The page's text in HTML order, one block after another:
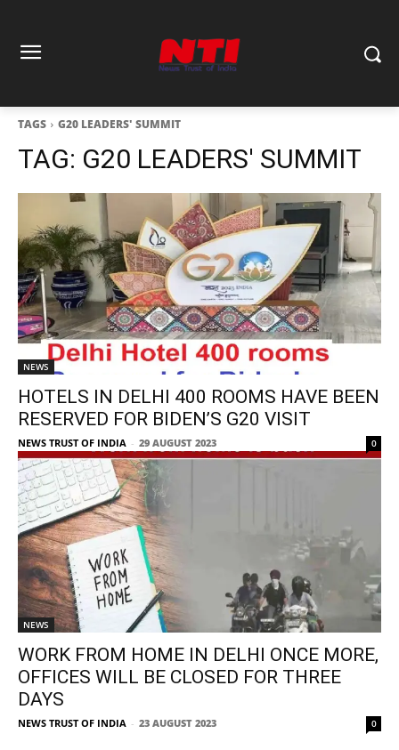
TAGS G20 LEADERS' SUMMIT
TAG: G20 LEADERS' SUMMIT
NEWS
HOTELS IN DELHI 400 ROOMS HAVE BEEN
RESERVED FOR BIDEN’S G20 VISIT
NEWS TRUST OF INDIA - 29 AUGUST 2023 0
NEWS
WORK FROM HOME IN DELHI ONCE MORE,
OFFICES WILL BE CLOSED FOR THREE
DAYS
NEWS TRUST OF INDIA - 23 AUGUST 2023 0